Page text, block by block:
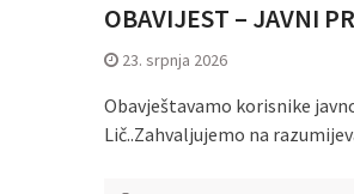
OBAVIJEST – JAVNI
23. srpnja 2026
Obavještavamo korisnike
Lič..Zahvaljujemo na